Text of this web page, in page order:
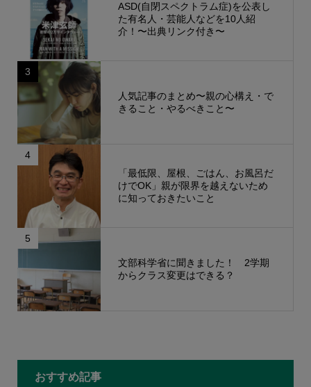
ASD(自閉スペクトラム症)を公表し
た有名人・芸能人などを10人紹
介！〜出典リンク付き〜
3
人気記事のまとめ〜親の心構え・で
きること・やるべきこと〜
4
「最低限、屋根、ごはん、お風呂だ
けでOK」親が限界を越えないため
に知っておきたいこと
5
文部科学省に聞きました！ 2学期
からクラス変更はできる？
おすすめ記事